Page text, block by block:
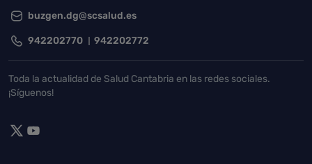
buzgen.dg@scsalud.es
942202770 942202772
Toda la actualidad de Salud Cantabria en las redes sociales.
¡Síguenos!